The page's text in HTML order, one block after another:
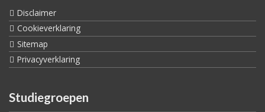
Disclaimer
Cookieverklaring
Sitemap
Privacyverklaring
Studiegroepen